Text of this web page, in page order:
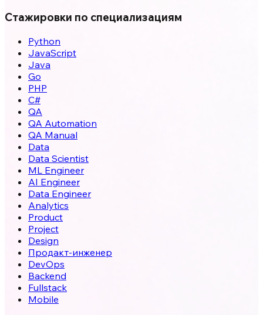
Стажировки по специализациям
Python
JavaScript
Java
Go
PHP
C#
QA
QA Automation
QA Manual
Data
Data Scientist
ML Engineer
AI Engineer
Data Engineer
Analytics
Product
Project
Design
Продакт-инженер
DevOps
Backend
Fullstack
Mobile